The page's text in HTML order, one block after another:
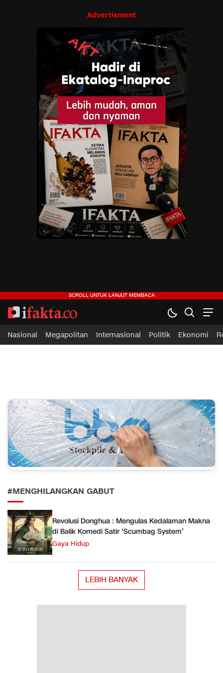
Advertisment
ifakta.co
#pastibenar
Nasional Megapolitan Internasional Politik Ekonomi
#MENGHILANGKAN GABUT
Revolusi Donghua : Mengulas Kedalaman Makna
di Balik Komedi Satir ‘Scumbag System’
Gaya Hidup
LEBIH BANYAK